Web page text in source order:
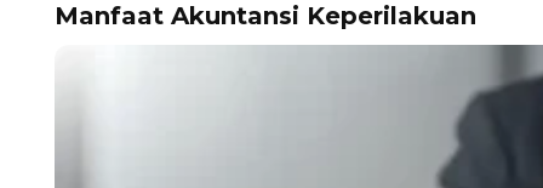
Manfaat Akuntansi Keperilakuan